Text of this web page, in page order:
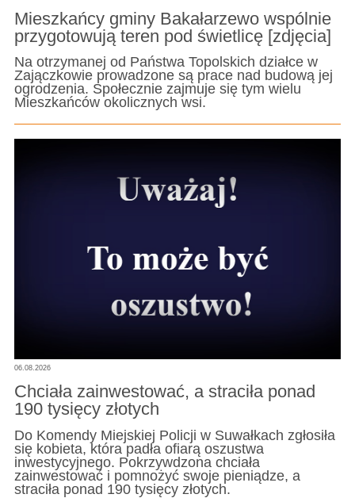
Mieszkańcy gminy Bakałarzewo wspólnie
przygotowują teren pod świetlicę [zdjęcia]
Na otrzymanej od Państwa Topolskich działce w
Zajączkowie prowadzone są prace nad budową jej
ogrodzenia. Społecznie zajmuje się tym wielu
Mieszkańców okolicznych wsi.
06.08.2026
Chciała zainwestować, a straciła ponad
190 tysięcy złotych
Do Komendy Miejskiej Policji w Suwałkach zgłosiła
się kobieta, która padła ofiarą oszustwa
inwestycyjnego. Pokrzywdzona chciała
zainwestować i pomnożyć swoje pieniądze, a
straciła ponad 190 tysięcy złotych.